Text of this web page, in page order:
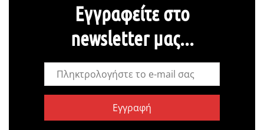
Εγγραφείτε στο
newsletter μας...
Εγγραφή